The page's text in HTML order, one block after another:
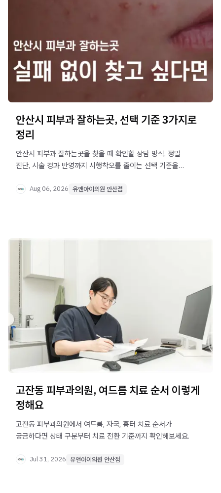
안산시 피부과 잘하는곳, 선택 기준 3가지로
정리
안산시 피부과 잘하는곳을 찾을 때 확인할 상담 방식, 정밀
진단, 시술 경과 반영까지 시행착오를 줄이는 선택 기준을
Aug 06, 2026 유앤아이의원 안산점
고잔동 피부과의원, 여드름 치료 순서 이렇게
정해요
고잔동 피부과의원에서 여드름, 자국, 흉터 치료 순서가
궁금하다면 상태 구분부터 치료 전환 기준까지 확인해보세요.
Jul 31, 2026 유앤아이의원 안산점